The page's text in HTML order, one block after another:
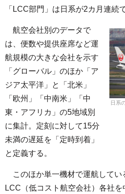
「LCC部門」は日系が2カ月連続
日系
航空会社別のデータで
は、便数や提供座席など運
航規模の大きな会社を示す
「グローバル」のほか「ア
ジア太平洋」と「北米」
「欧州」「中南米」「中
東・アフリカ」の5地域別
に集計。定刻に対して15分
未満の遅延を「定時到着」
と定義する。
このほか単一機材で運航してい
LCC（低コスト航空会社）各社